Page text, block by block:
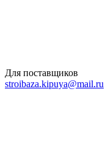
Для поставщиков
stroibaza.kipuya@mail.ru